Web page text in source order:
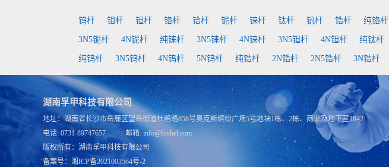
钨杆 钼杆 钽杆 铬杆 铪杆 铌杆 铼杆 钛杆 钒杆 锆杆 纯铬杆
3N5铌杆 4N铌杆 纯铼杆 3N5铼杆 4N铼杆 3N5钽杆 4N钽杆 纯钛杆
纯钨杆 3N5钨杆 4N钨杆 5N钨杆 纯锆杆 2N锆杆 2N5锆杆 3N锆杆
湖南孚甲科技有限公司
地址：湖南省长沙市岳麓区望岳街道杜鹃路858号奥克斯缤纷广场5号地块1栋、2栋、商业及地下室1842
电话: 0731-89747657 邮箱: info@fushel.com
版权所有： 湖南孚甲科技有限公司
备案号： 湘ICP备2021003564号-2